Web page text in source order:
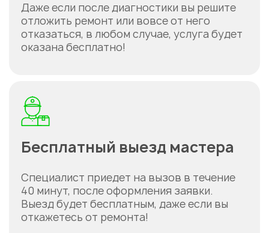
Даже если после диагностики вы решите
отложить ремонт или вовсе от него
отказаться, в любом случае, услуга будет
оказана бесплатно!
Бесплатный выезд мастера
Специалист приедет на вызов в течение
40 минут, после оформления заявки.
Выезд будет бесплатным, даже если вы
откажетесь от ремонта!